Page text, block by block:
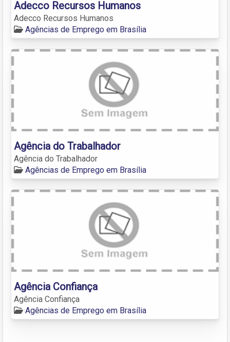
Adecco Recursos Humanos
Adecco Recursos Humanos
Agências de Emprego em Brasília
Agência do Trabalhador
Agência do Trabalhador
Agências de Emprego em Brasília
Agência Confiança
Agência Confiança
Agências de Emprego em Brasília